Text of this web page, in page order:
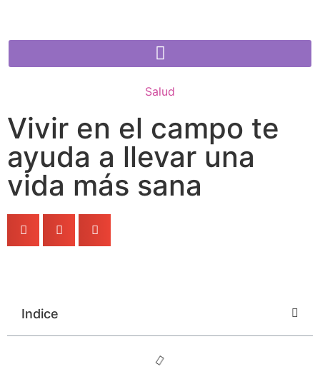
Salud
Vivir en el campo te
ayuda a llevar una
vida más sana
Indice